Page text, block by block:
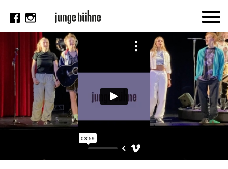
AKTUELL
Thema
Video
DAS HEFT
Alle Hefte